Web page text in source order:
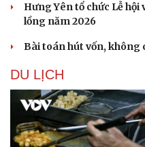
Hưng Yên tổ chức Lễ
lồng năm 2026
Bài toán hút vốn, không
DU LỊCH